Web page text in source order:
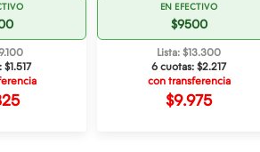
$1.517
EN EFECTIVO
$9500
Lista: $13.300
6 cuotas: $2.217
con transferencia
$9.975